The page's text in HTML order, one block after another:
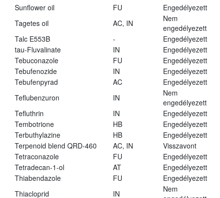
Sunflower oil FU
Engedélyezett
Tagetes oil
AC, IN
Nem
engedélyezett
Talc E553B
-
Engedélyezett
tau-Fluvalinate
IN
Engedélyezett
Tebuconazole
FU
Engedélyezett
Tebufenozide
IN
Engedélyezett
Tebufenpyrad
AC
Engedélyezett
Teflubenzuron
IN
Nem
engedélyezett
Tefluthrin
IN
Engedélyezett
Tembotrione
HB
Engedélyezett
Terbuthylazine
HB
Engedélyezett
Terpenoid blend QRD-460
AC, IN
Visszavont
Tetraconazole
FU
Engedélyezett
Tetradecan-1-ol
AT
Engedélyezett
Thiabendazole
FU
Engedélyezett
Thiacloprid
IN
Nem